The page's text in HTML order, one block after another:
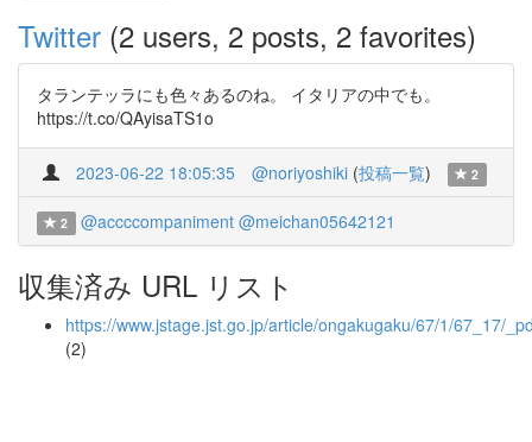
Twitter (2 users, 2 posts, 2 favorites)
タランテッラにも色々あるのね。 イタリアの中でも。
https://t.co/QAyisaTS1o
2023-06-22 18:05:35 @noriyoshiki (投稿一覧) 2
2 @accccompaniment @meichan05642121
収集済み URL リスト
https://www.jstage.jst.go.jp/article/ongakugaku/67/1/67_17/
(2)